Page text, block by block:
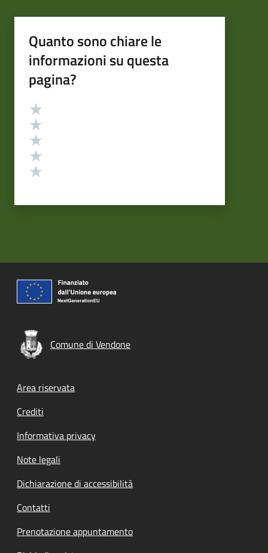
Quanto sono chiare le
informazioni su questa
pagina?
Valutazione
Comune di Vendone
Footer menu
Area riservata
Crediti
Informativa privacy
Note legali
Dichiarazione di accessibilità
Contatti
Prenotazione appuntamento